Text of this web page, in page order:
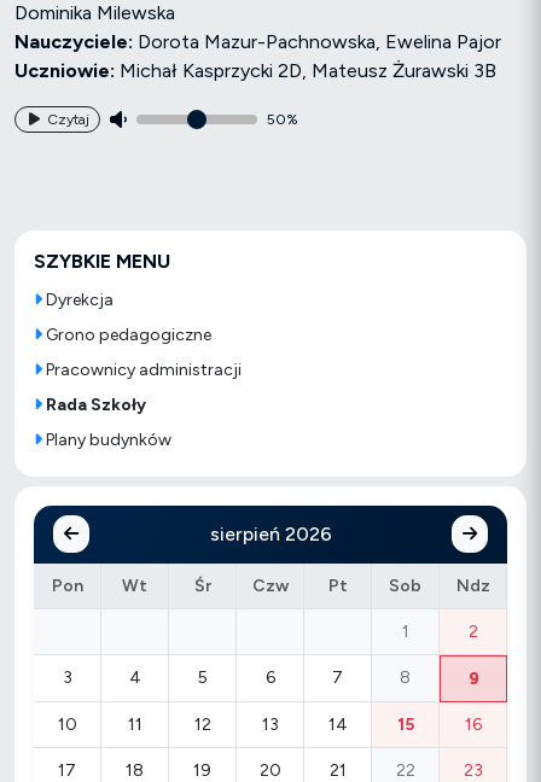
Dominika Milewska
Nauczyciele: Dorota Mazur-Pachnowska, Ewelina Pajor
Uczniowie: Michał Kasprzycki 2D, Mateusz Żurawski 3B
Czytaj 50%
SZYBKIE MENU
Dyrekcja
Grono pedagogiczne
Pracownicy administracji
Rada Szkoły
Plany budynków
sierpień 2026
Pon Wt Śr Czw Pt Sob Ndz
1 2
3 4 5 6 7 8 9
10 11 12 13 14 15 16
17 18 19 20 21 22 23